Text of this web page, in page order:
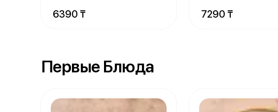
6390 ₸ 7290 ₸
Первые Блюда